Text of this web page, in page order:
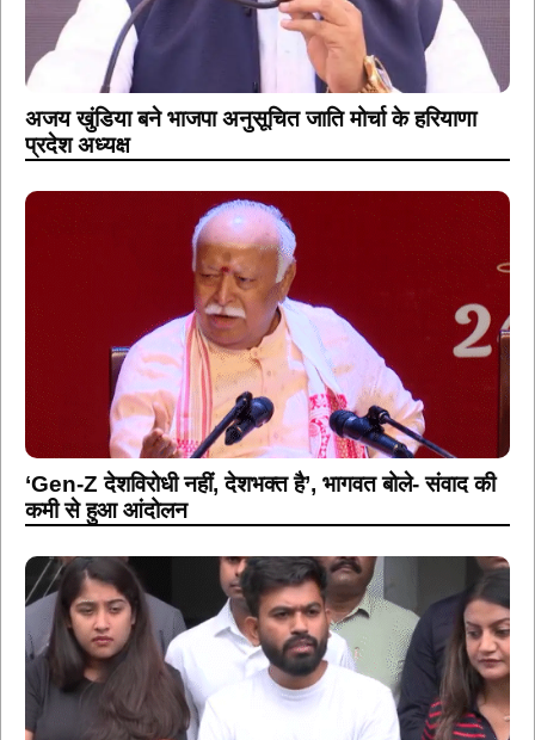
अजय खुंडिया बने भाजपा अनुसूचित जाति मोर्चा के हरियाणा
प्रदेश अध्यक्ष
‘Gen-Z देशविरोधी नहीं, देशभक्त है’, भागवत बोले- संवाद की
कमी से हुआ आंदोलन